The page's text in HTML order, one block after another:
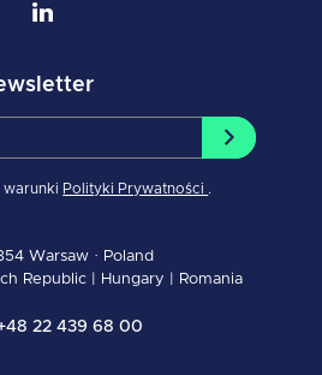
warunki Polityki Prywatności .
Warsaw · Poland
Republic Hungary Romania
22 439 68 00